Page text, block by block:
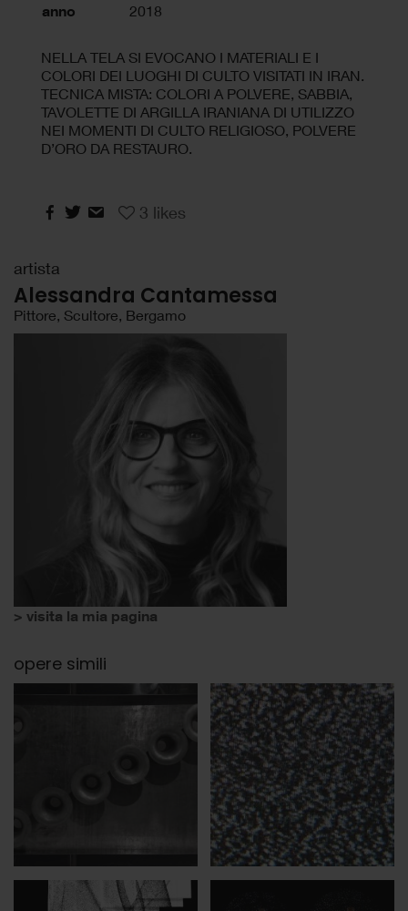
anno 2018
NELLA TELA SI EVOCANO I MATERIALI E I
COLORI DEI LUOGHI DI CULTO VISITATI IN IRAN.
TECNICA MISTA: COLORI A POLVERE, SABBIA,
TAVOLETTE DI ARGILLA IRANIANA DI UTILIZZO
NEI MOMENTI DI CULTO RELIGIOSO, POLVERE
D’ORO DA RESTAURO.
3 likes
artista
Alessandra Cantamessa
Pittore, Scultore, Bergamo
> visita la mia pagina
opere simili